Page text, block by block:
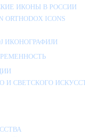
ИКОНЫ В РОССИИ
ORTHODOX ICONS
ИКОНОГРАФИЈИ
И СВЕТСКОГО